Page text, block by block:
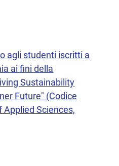
agli studenti iscritti a
ai fini della
Sustainability
Future" (Codice
Applied Sciences,